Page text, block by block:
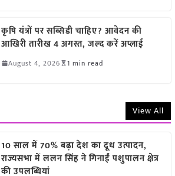
कृषि यंत्रों पर सब्सिडी चाहिए? आवेदन की
आखिरी तारीख 4 अगस्त, जल्द करें अप्लाई
August 4, 2026 1 min read
View All
10 साल में 70% बढ़ा देश का दूध उत्पादन,
राज्यसभा में ललन सिंह ने गिनाईं पशुपालन क्षेत्र
की उपलब्धियां